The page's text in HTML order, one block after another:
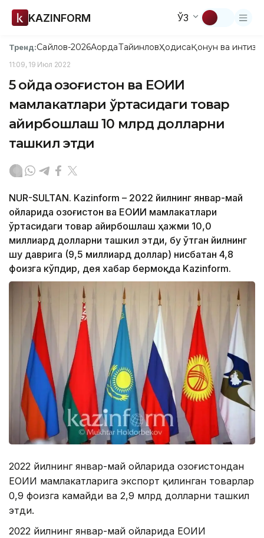
KAZINFORM ЎЗ
Тренд:Сайлов-2026АқордаТайинловҲодисаҚонун ва
11:09, 19 Июл 2022
5 ойда Қозоғистон ва ЕОИИ
мамлакатлари ўртасидаги товар
айирбошлаш 10 млрд долларни
ташкил этди
NUR-SULTAN. Kazinform – 2022 йилнинг январ-май
ойларида Қозоғистон ва ЕОИИ мамлакатлари
ўртасидаги товар айирбошлаш ҳажми 10,0
миллиард долларни ташкил этди, бу ўтган йилнинг
шу даврига (9,5 миллиард доллар) нисбатан 4,8
фоизга кўпдир, дея хабар бермоқда Kazinform.
2022 йилнинг январ-май ойларида Қозоғистондан
ЕОИИ мамлакатларига экспорт қилинган товарлар
0,9 фоизга камайди ва 2,9 млрд долларни ташкил
этди.
2022 йилнинг январ-май ойларида ЕОИИ